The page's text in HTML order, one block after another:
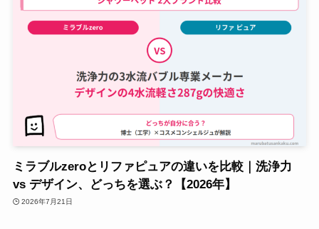
ミラブルzeroとリファピュアの違いを比較｜洗浄力
vs デザイン、どっちを選ぶ？【2026年】
2026年7月21日